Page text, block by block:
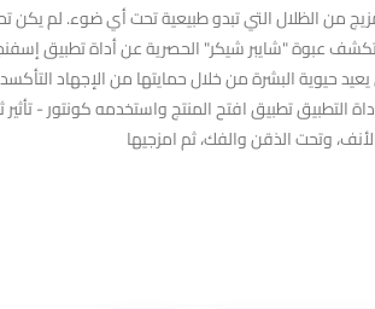
من الظلال التي تبدو طبيعية تحت أي ضوء. لم يكن
عبوة "شايبر شيكر" الحصرية عن أداة تطبيق
حيوية البشرة من خلال حمايتها من الإجهاد
تطبيق افتح المنتج واستخدمه كونتور - تأثير
وتحت الذقن والفك، ثم امزجيها